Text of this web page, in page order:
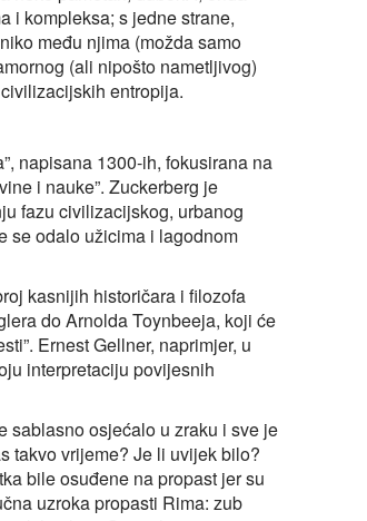
i kompleksa; s jedne strane,
među njima (možda samo
(ali nipošto nametljivog)
entropija.
napisana 1300-ih, fokusirana na
i nauke”. Zuckerberg je
fazu civilizacijskog, urbanog
se odalo užicima i lagodnom
kasnijih historičara i filozofa
do Arnolda Toynbeeja, koji će
Ernest Gellner, naprimjer, u
interpretaciju povijesnih
sablasno osjećalo u zraku i sve je
takvo vrijeme? Je li uvijek bilo?
bile osuđene na propast jer su
uzroka propasti Rima: zub